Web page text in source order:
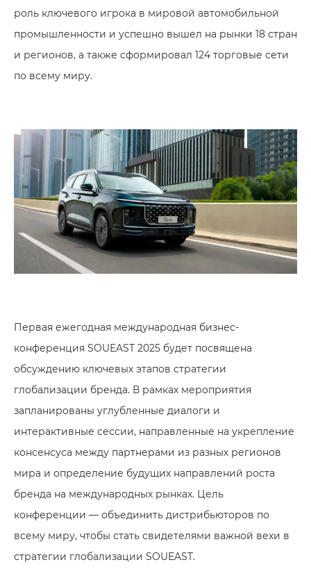
роль ключевого игрока в мировой автомобильной
промышленности и успешно вышел на рынки 18 стран
и регионов, а также сформировал 124 торговые сети
по всему миру.
Первая ежегодная международная бизнес-
конференция SOUEAST 2025 будет посвящена
обсуждению ключевых этапов стратегии
глобализации бренда. В рамках мероприятия
запланированы углубленные диалоги и
интерактивные сессии, направленные на укрепление
консенсуса между партнерами из разных регионов
мира и определение будущих направлений роста
бренда на международных рынках. Цель
конференции — объединить дистрибьюторов по
всему миру, чтобы стать свидетелями важной вехи в
стратегии глобализации SOUEAST.